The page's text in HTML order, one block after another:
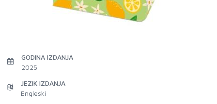
GODINA IZDANJA
2025
JEZIK IZDANJA
Engleski